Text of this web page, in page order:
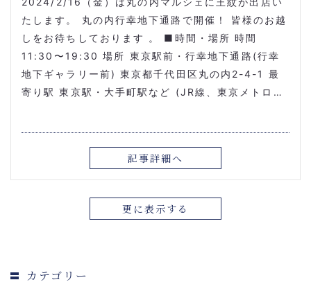
たします。 丸の内行幸地下通路で開催！ 皆様のお越
しをお待ちしております 。 ■時間・場所 時間
11:30〜19:30 場所 東京駅前・行幸地下通路(行幸
地下ギャラリー前) 東京都千代田区丸の内2-4-1 最
寄り駅 東京駅・大手町駅など (JR線、東京メトロ…
記事詳細へ
更に表示する
カテゴリー